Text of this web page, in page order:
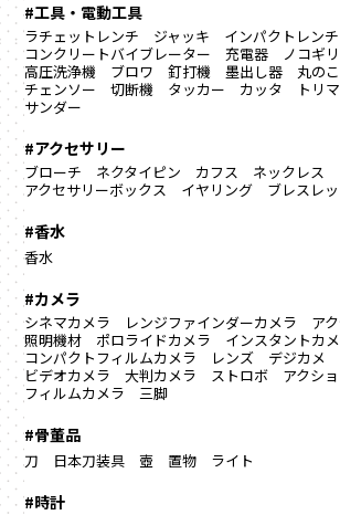
#工具・電動工具
ラチェットレンチ ジャッキ
インパクトレンチ
コンクリートバイブレーター
充電器 ノコギリ
高圧洗浄機
ブロワ 釘打機 墨出し器 丸のこ
チェンソー
切断機 タッカー カッタ トリマ
サンダー
#アクセサリー
ブローチ ネクタイピン カフス
ネックレス
アクセサリーボックス
イヤリング ブレスレ
#香水
香水
#カメラ
シネマカメラ レンジファインダーカメラ
ア
照明機材
ポロライドカメラ
インスタントカ
コンパクトフィルムカメラ
レンズ デジカメ
ビデオカメラ
大判カメラ ストロボ
アクシ
フィルムカメラ
三脚
#骨董品
刀 日本刀装具 壺 置物 ライト
#時計